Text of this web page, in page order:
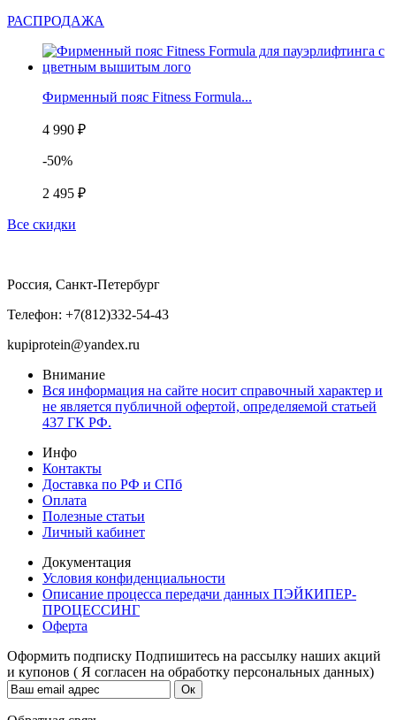
РАСПРОДАЖА
Фирменный пояс Fitness Formula...
4 990 ₽
-50%
2 495 ₽
Все скидки
Россия, Санкт-Петербург
Телефон: +7(812)332-54-43
kupiprotein@yandex.ru
Внимание
Вся информация на сайте носит справочный характер и
не является публичной офертой, определяемой статьей
437 ГК РФ.
Инфо
Контакты
Доставка по РФ и СПб
Оплата
Полезные статьи
Личный кабинет
Документация
Условия конфиденциальности
Описание процесса передачи данных ПЭЙКИПЕР-
ПРОЦЕССИНГ
Оферта
Оформить подписку Подпишитесь на рассылку наших акций
и купонов ( Я согласен на обработку персональных данных)